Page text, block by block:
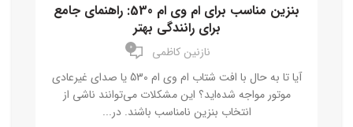
بنزین مناسب برای ام وی ام 530: راهنمای جامع
برای رانندگی بهتر
نازنین کاظمی ۰
آیا تا به حال با افت شتاب ام وی ام 530 یا صدای غیرعادی
موتور مواجه شده‌اید؟ این مشکلات می‌توانند ناشی از
انتخاب بنزین نامناسب باشند. در...